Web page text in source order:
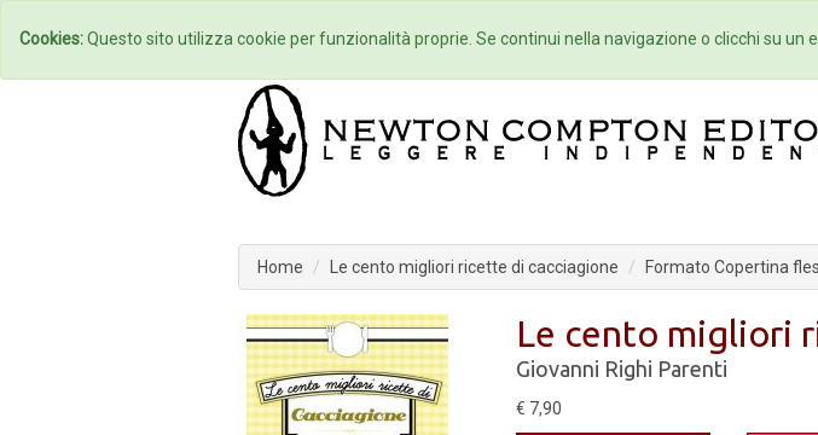
Home Autori Eventi Collane
Home Le cento migliori ricette di cacciagione Formato Copertina
Le cento migliori
Giovanni Righi Parenti
€ 7,90
Cookies:Questo sito utilizza cookie per funzionalità proprie. Se continui nella navigazione o clicchi su un